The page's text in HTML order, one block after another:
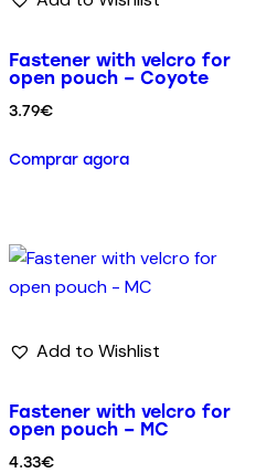
Fastener with velcro for
open pouch – Coyote
3.79€
Comprar agora
Add to Wishlist
Fastener with velcro for
open pouch – MC
4.33€